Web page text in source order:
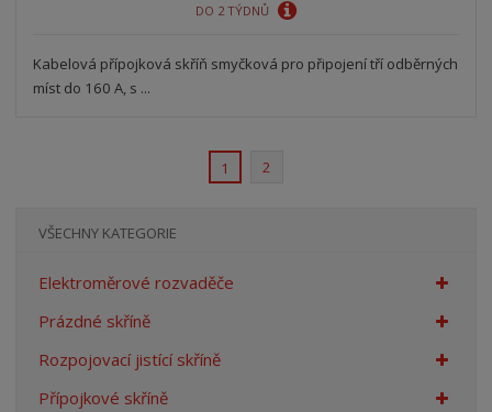
DO 2 TÝDNŮ
Kabelová přípojková skříň smyčková pro připojení tří odběrných
míst do 160 A, s ...
1 2
VŠECHNY KATEGORIE
Elektroměrové rozvaděče
Prázdné skříně
Rozpojovací jistící skříně
Přípojkové skříně